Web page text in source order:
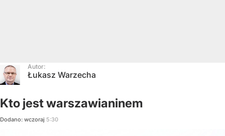
Autor:
Łukasz Warzecha
Kto jest warszawianinem
Dodano: wczoraj 5:30